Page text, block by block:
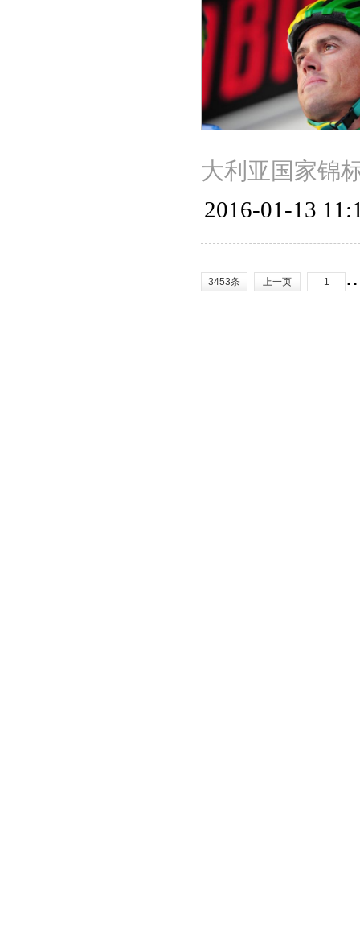
大利亚国家锦
2016-01-13
3453条 上一页 1